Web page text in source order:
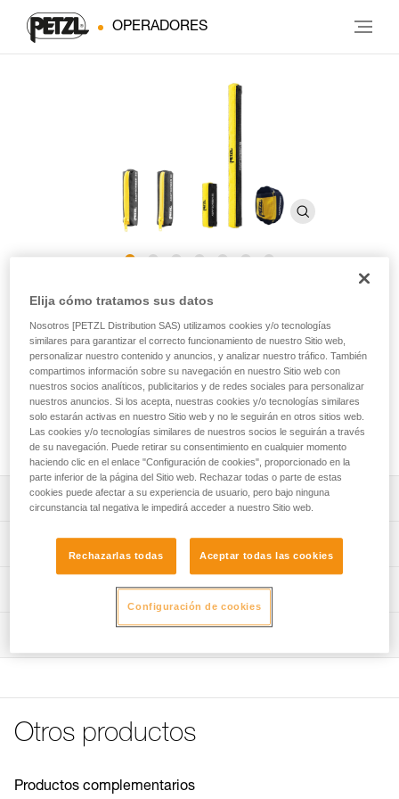
OPERADORES
Funda ASAP’SORBER 20/40
Funda de recambio para absorbedor de energía
ASAP’SORBER
Funda de recambio para los absorbedores de energía
ASAP’SORBER 20 y ASAP’SORBER 40. Varias referencias
disponibles en función de la generación de ASAP’SORBER.
Descripción
Funda ASAP’SORBER 20/40 (referencia L071EC01)
compatible con los absorbedores de energía
ASAP’SORBER comercializados a partir de 2026:
- ASAP’SORBER 20, referencia L071AB00.
- ASAP’SORBER 40, referencia L071AB01.
ASAP’SORBER 40 (referencia L071EB02) compatibles
- Funda 40 (L071EB02) para ASAP’SORBER 40
Funda ASAP’SORBER 20 (referencia L71AAR 20) y funda
Características técnicas
Características por referencia
Garantía : 3 Años
Referencia : L071EB01
Garantía : 3 Años
Pack : 1
Compatible con : L071AA01
Información técnica
Otros productos
Productos complementarios
Elija cómo tratamos sus datos
Nosotros [PETZL Distribution SAS) utilizamos cookies y/o tecnologías
similares para garantizar el correcto funcionamiento de nuestro Sitio web,
personalizar nuestro contenido y anuncios, y analizar nuestro tráfico. También
compartimos información sobre su navegación en nuestro Sitio web con
nuestros socios analíticos, publicitarios y de redes sociales para personalizar
nuestros anuncios. Si los acepta, nuestras cookies y/o tecnologías similares
solo estarán activas en nuestro Sitio web y no le seguirán en otros sitios web.
Las cookies y/o tecnologías similares de nuestros socios le seguirán a través
de su navegación. Puede retirar su consentimiento en cualquier momento
haciendo clic en el enlace "Configuración de cookies", proporcionado en la
parte inferior de la página del Sitio web. Rechazar todas o parte de estas
cookies puede afectar a su experiencia de usuario, pero bajo ninguna
circunstancia tal negativa le impedirá acceder a nuestro Sitio web.
Rechazarlas todas Aceptar todas las cookies
Configuración de cookies